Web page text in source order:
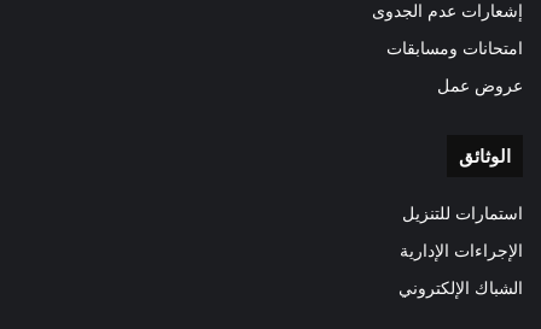
إشعارات عدم الجدوى
امتحانات ومسابقات
عروض عمل
الوثائق
استمارات للتنزيل
الإجراءات الإدارية
الشباك الإلكتروني